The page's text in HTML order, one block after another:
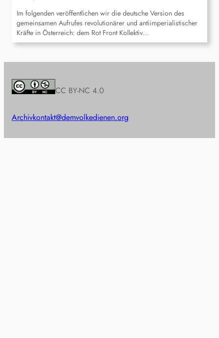
Im folgenden veröffentlichen wir die deutsche Version des
gemeinsamen Aufrufes revolutionärer und antiimperialistischer
Kräfte in Österreich: dem Rot Front Kollektiv…
CC BY-NC 4.0
Archivkontakt@demvolkedienen.org